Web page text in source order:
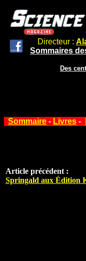
Directeur :
Sommaires
Des
Sommaire - Livres -
Article précédent :
Springald aux Édition